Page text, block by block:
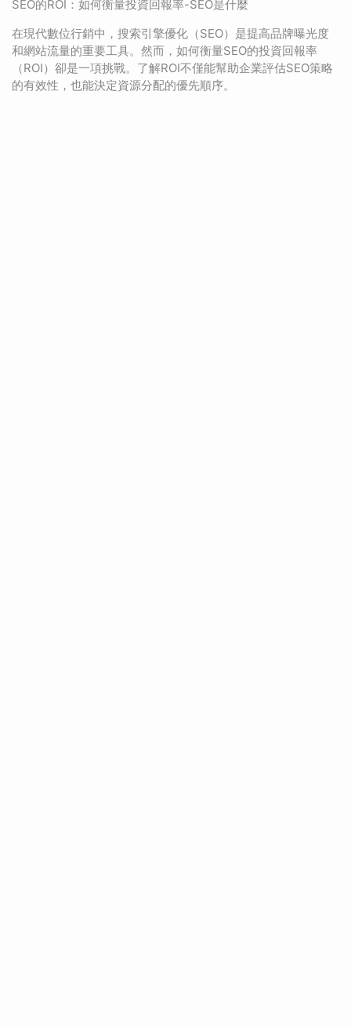
SEO的ROI：如何衡量投資回報率-SEO是什麼
在現代數位行銷中，搜索引擎優化（SEO）是提高品牌曝光度
和網站流量的重要工具。然而，如何衡量SEO的投資回報率
（ROI）卻是一項挑戰。了解ROI不僅能幫助企業評估SEO策略
的有效性，也能決定資源分配的優先順序。